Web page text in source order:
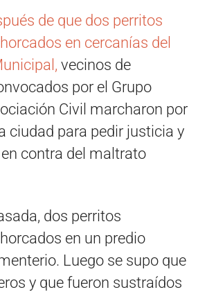
de que dos perritos
en cercanías del
vecinos de
por el Grupo
Civil marcharon por
ciudad para pedir justicia y
contra del maltrato
dos perritos
en un predio
Luego se supo que
y que fueron sustraídos